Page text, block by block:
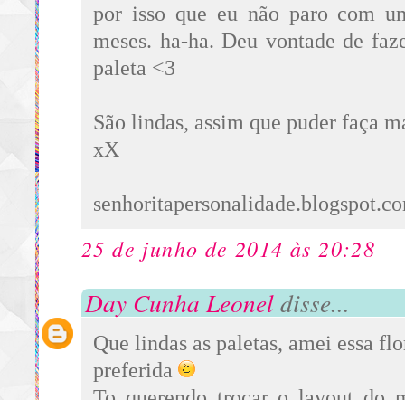
por isso que eu não paro com
meses. ha-ha. Deu vontade de
paleta <3
São lindas, assim que puder faça
xX
25 de junho de 2014 às 20:28
Day Cunha Leoneldisse...
Que lindas as paletas, amei essa
preferida